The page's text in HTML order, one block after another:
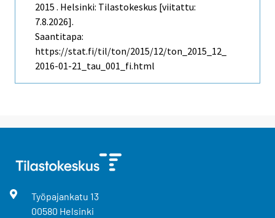
2015 . Helsinki: Tilastokeskus [viitattu:
7.8.2026].
Saantitapa:
https://stat.fi/til/ton/2015/12/ton_2015_12_
2016-01-21_tau_001_fi.html
Työpajankatu 13
00580 Helsinki